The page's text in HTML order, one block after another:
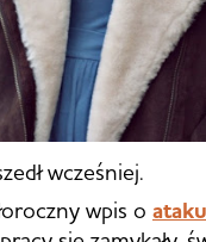
wcześniej.
wpis o